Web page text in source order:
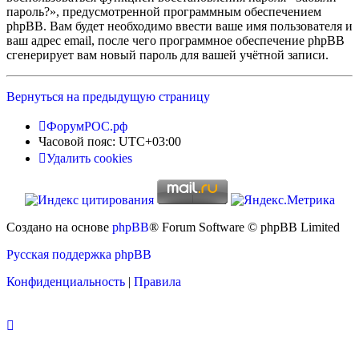
пароль?», предусмотренной программным обеспечением
phpBB. Вам будет необходимо ввести ваше имя пользователя и
ваш адрес email, после чего программное обеспечение phpBB
сгенерирует вам новый пароль для вашей учётной записи.
Вернуться на предыдущую страницу
ФорумРОС.рф
Часовой пояс: UTC+03:00
Удалить cookies
Создано на основе phpBB® Forum Software © phpBB Limited
Русская поддержка phpBB
Конфиденциальность | Правила